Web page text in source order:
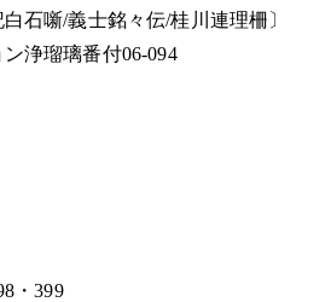
石噺/義士銘々伝/桂川連理柵〕
浄瑠璃番付06-094
・399